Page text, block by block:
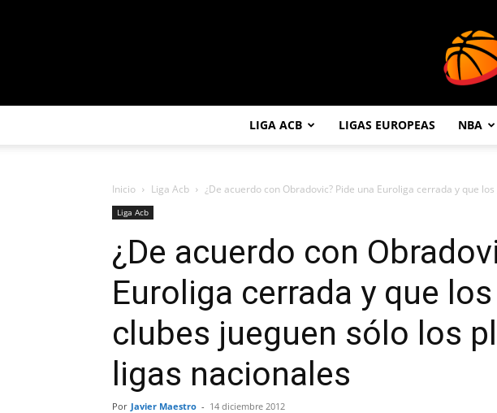
LIGA ACB LIGAS EUROPEAS NBA
Inicio Liga Acb ¿De acuerdo con Obradovic? Pide una Euroliga cerrada y que
Liga Acb
¿De acuerdo con
Euroliga cerrada y que
clubes jueguen sólo los
ligas nacionales
Por Javier Maestro - 14 diciembre 2012